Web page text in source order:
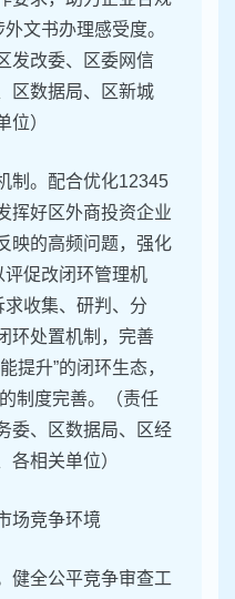
文书办理感受度。
发改委、区委网信
区数据局、区新城
位）
制。配合优化12345
挥好区外商投资企业
映的高频问题，强化
评促改闭环管理机
求收集、研判、分
环处置机制，完善
升”的闭环生态，
制度完善。（责任
委、区数据局、区经
各相关单位）
场竞争环境
健全公平竞争审查工